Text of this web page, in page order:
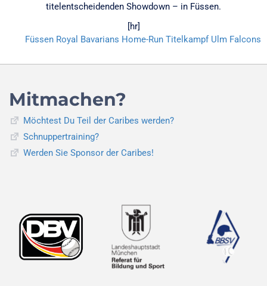
titelentscheidenden Showdown – in Füssen.
[hr]
Füssen Royal Bavarians Home-Run Titelkampf Ulm Falcons
Mitmachen?
Möchtest Du Teil der Caribes werden?
Schnuppertraining?
Werden Sie Sponsor der Caribes!